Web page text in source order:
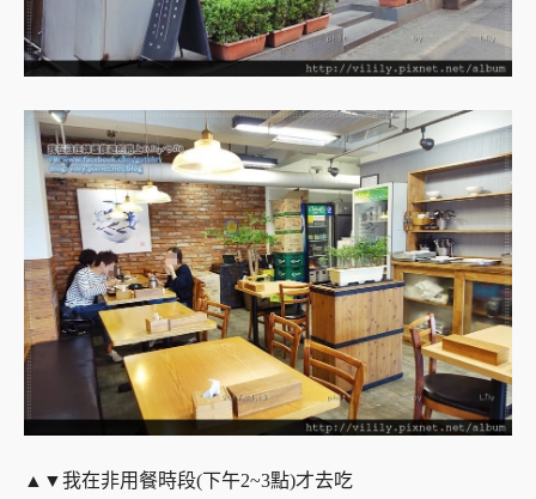
▲▼我在非用餐時段(下午2~3點)才去吃